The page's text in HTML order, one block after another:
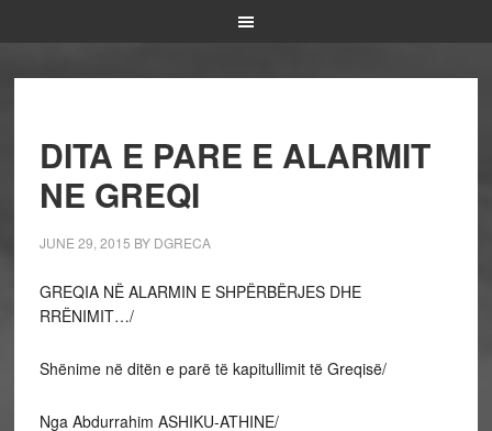
DITA E PARE E ALARMIT
NE GREQI
JUNE 29, 2015 BY DGRECA
GREQIA NË ALARMIN E SHPËRBËRJES DHE
RRËNIMIT…/
Shënime në ditën e parë të kapitullimit të Greqisë/
Nga Abdurrahim ASHIKU-ATHINE/